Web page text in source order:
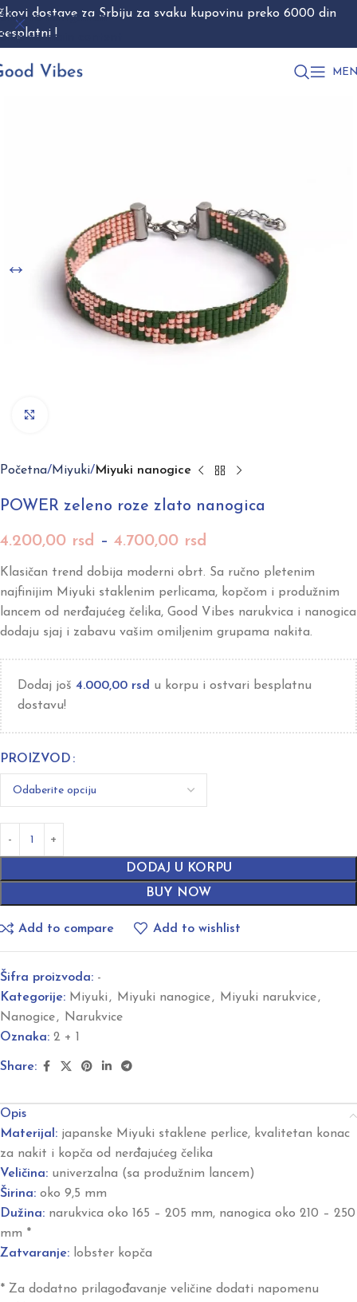
Skip to navigation
Skip to main content
Početna Miyuki Miyuki nanogice
POWER zeleno roze zlato nanogica
4.200,00 rsd – 4.700,00 rsd
Klasičan trend dobija moderni obrt. Sa ručno pletenim
najfinijim Miyuki staklenim perlicama, kopčom i produžnim
lancem od nerđajućeg čelika, Good Vibes narukvica i nanogica
dodaju sjaj i zabavu vašim omiljenim grupama nakita.
Dodaj još 4.000,00 rsd u korpu i ostvari besplatnu
dostavu!
PROIZVOD
DODAJ U KORPU
BUY NOW
Add to compare Add to wishlist
Šifra proizvoda: -
Kategorije: Miyuki , Miyuki nanogice, Miyuki narukvice,
Nanogice,
Narukvice
Oznaka: 2 + 1
Share:
Opis
Materijal: japanske Miyuki staklene perlice, kvalitetan konac
za nakit i kopča od nerđajućeg čelika
Veličina: univerzalna (sa produžnim lancem)
Širina: oko 9,5 mm
Dužina: narukvica oko 165 – 205 mm, nanogica oko 210 – 250
mm *
Zatvaranje: lobster kopča
* Za dodatno prilagođavanje veličine dodati napomenu
dostave za Srbiju za svaku kupovinu preko 6000 din
!